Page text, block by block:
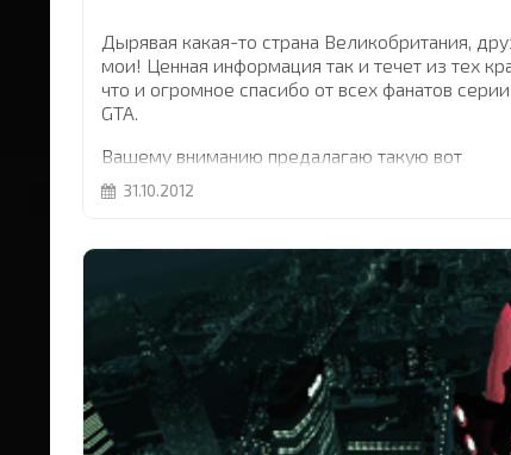
Дырявая какая-то страна Великобритания,
мои! Ценная информация так и течет из тех
что и огромное спасибо от всех фанатов
GTA.
Вашему вниманию предалагаю такую вот
фотографию из магазина GAME в Брайтоне, на
которой можно заметить два совершенно
31.10.2012